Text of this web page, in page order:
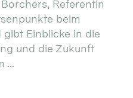
Referentin
beim
Einblicke in die
und die Zukunft
...